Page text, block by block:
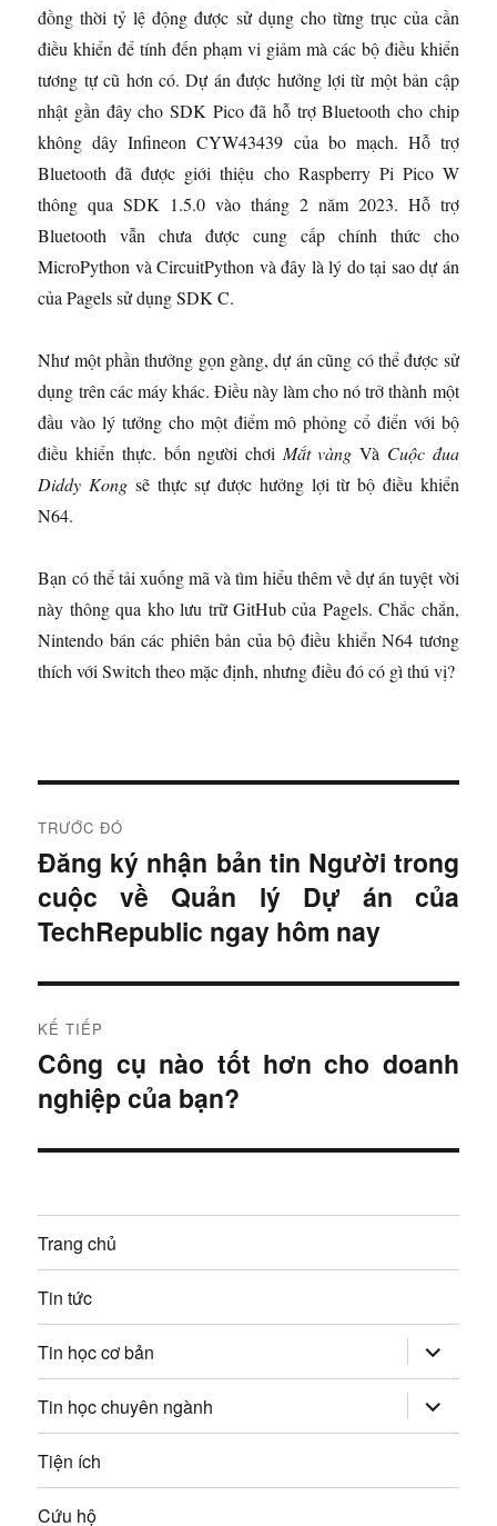
đồng thời tỷ lệ động được sử dụng cho từng trục của cần
điều khiển để tính đến phạm vi giảm mà các bộ điều khiển
tương tự cũ hơn có. Dự án được hưởng lợi từ một bản cập
nhật gần đây cho SDK Pico đã hỗ trợ Bluetooth cho chip
không dây Infineon CYW43439 của bo mạch. Hỗ trợ
Bluetooth đã được giới thiệu cho Raspberry Pi Pico W
thông qua SDK 1.5.0 vào tháng 2 năm 2023. Hỗ trợ
Bluetooth vẫn chưa được cung cấp chính thức cho
MicroPython và CircuitPython và đây là lý do tại sao dự án
của Pagels sử dụng SDK C.
Như một phần thưởng gọn gàng, dự án cũng có thể được sử
dụng trên các máy khác. Điều này làm cho nó trở thành một
đầu vào lý tưởng cho một điểm mô phỏng cổ điển với bộ
điều khiển thực. bốn người chơi Mắt vàng Và Cuộc đua
Diddy Kong sẽ thực sự được hưởng lợi từ bộ điều khiển
N64.
Bạn có thể tải xuống mã và tìm hiểu thêm về dự án tuyệt vời
này thông qua kho lưu trữ GitHub của Pagels. Chắc chắn,
Nintendo bán các phiên bản của bộ điều khiển N64 tương
thích với Switch theo mặc định, nhưng điều đó có gì thú vị?
i
ề
u
h
ư
ớ
b
à
i
v
i
ế
t
TRƯỚC ĐÓ
B
à
i
r
c
:
Đăng ký nhận bản tin Người trong
cuộc về Quản lý Dự án của
TechRepublic ngay hôm nay
KẾ TIẾP
B
à
t
ế
p
Công cụ nào tốt hơn cho doanh
nghiệp của bạn?
Trang chủ
Tin tức
Tin học cơ bản mở
rộng
trình
đơn
con
Tin học chuyên ngành mở
rộng
trình
Tiện ích
Cứu hộ